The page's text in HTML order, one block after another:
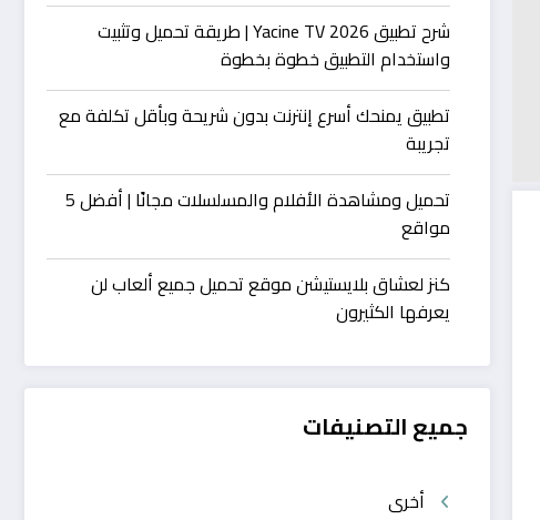
شرح تطبيق Yacine TV 2026 | طريقة تحميل وتثبيت
واستخدام التطبيق خطوة بخطوة
تطبيق يمنحك أسرع إنترنت بدون شريحة وبأقل تكلفة مع
تجريبة
تحميل ومشاهدة الأفلام والمسلسلات مجانًا | أفضل 5
مواقع
كنز لعشاق بلايستيشن موقع تحميل جميع ألعاب لن
يعرفها الكثيرون
جميع التصنيفات
أخرى